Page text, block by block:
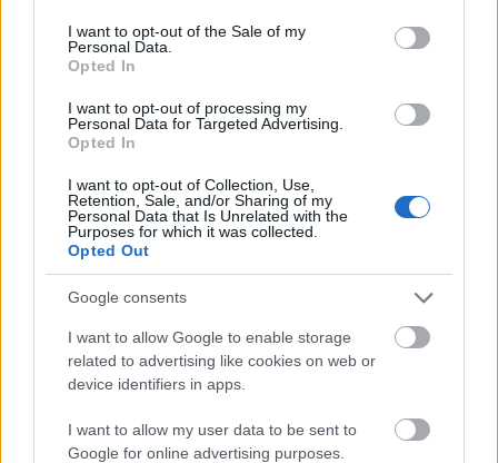
consent section.
I want to opt-out of the Sale of my
Personal Data.
Opted In
I want to opt-out of processing my
Personal Data for Targeted Advertising.
Opted In
I want to opt-out of Collection, Use,
Retention, Sale, and/or Sharing of my
Personal Data that Is Unrelated with the
Purposes for which it was collected.
Opted Out
Google consents
I want to allow Google to enable storage
related to advertising like cookies on web or
device identifiers in apps.
I want to allow my user data to be sent to
Google for online advertising purposes.